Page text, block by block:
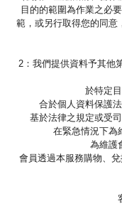
目的的範圍為作業之必
範，或另行取得您的同意
2：我們提供資料予其他
於特定
合於個人資料保護
基於法律之規定或受
在緊急情況下為
為維護
會員透過本服務購物、